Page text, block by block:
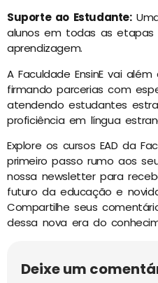
Suporte ao Estudante:
alunos em todas as etapas
aprendizagem.
A Faculdade EnsinE vai
firmando parcerias com
atendendo estudantes
proficiência em língua
Explore os cursos EAD da
primeiro passo rumo aos
nossa newsletter para
futuro da educação e
Compartilhe seus
dessa nova era do
Deixe um